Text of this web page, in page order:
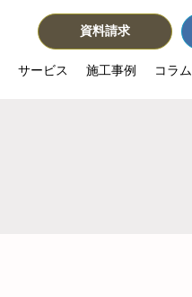
資料請求
サービス 施工事例 コラム